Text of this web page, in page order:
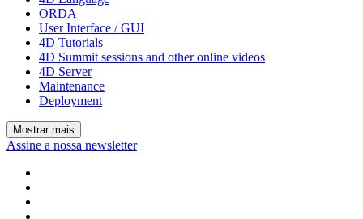
ORDA
User Interface / GUI
4D Tutorials
4D Summit sessions and other online videos
4D Server
Maintenance
Deployment
Mostrar mais
Assine a nossa newsletter